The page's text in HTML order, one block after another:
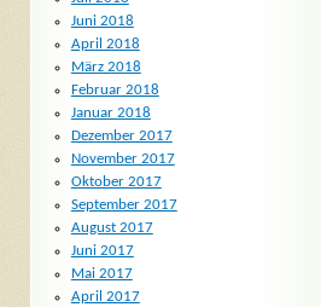
Juni 2018
April 2018
März 2018
Februar 2018
Januar 2018
Dezember 2017
November 2017
Oktober 2017
September 2017
August 2017
Juni 2017
Mai 2017
April 2017